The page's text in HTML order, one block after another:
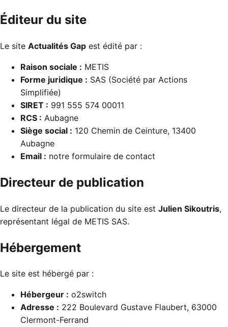
Éditeur du site
Le site Actualités Gap est édité par :
Raison sociale : METIS
Forme juridique : SAS (Société par Actions
Simplifiée)
SIRET : 991 555 574 00011
RCS : Aubagne
Siège social : 120 Chemin de Ceinture, 13400
Aubagne
Email : notre formulaire de contact
Directeur de publication
Le directeur de la publication du site est Julien Sikoutris,
représentant légal de METIS SAS.
Hébergement
Le site est hébergé par :
Hébergeur : o2switch
Adresse : 222 Boulevard Gustave Flaubert, 63000
Clermont-Ferrand